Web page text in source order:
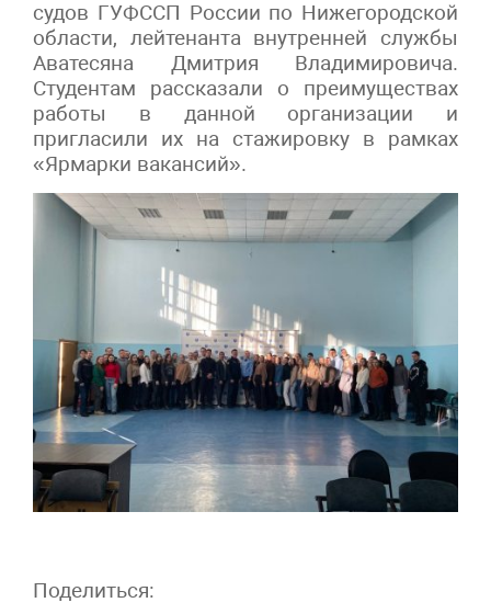
судов ГУФССП России по Нижегородской
области, лейтенанта внутренней службы
Аватесяна Дмитрия Владимировича.
Студентам рассказали о преимуществах
работы в данной организации и
пригласили их на стажировку в рамках
«Ярмарки вакансий».
Поделиться: